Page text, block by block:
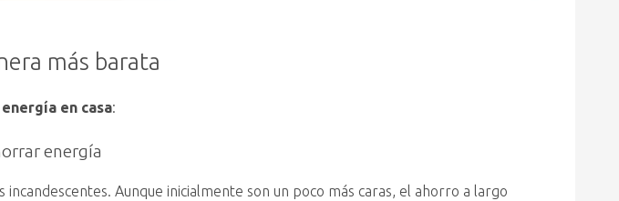
más barata
en casa:
energía
Aunque inicialmente son un poco más caras, el ahorro a largo